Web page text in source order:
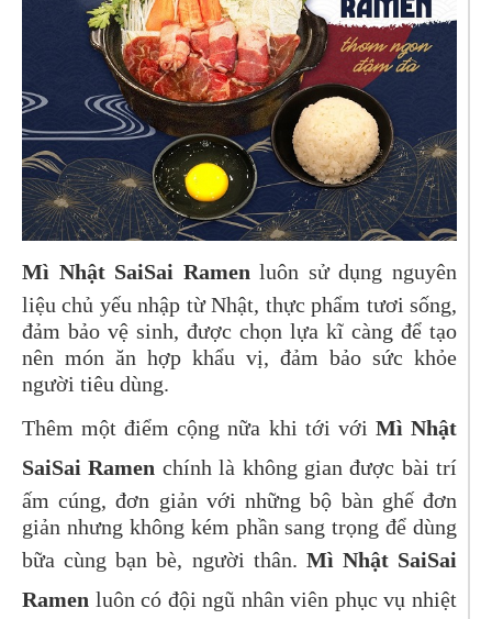
Mì Nhật SaiSai Ramen luôn sử dụng nguyên
liệu chủ yếu nhập từ Nhật, thực phẩm tươi sống,
đảm bảo vệ sinh, được chọn lựa kĩ càng để tạo
nên món ăn hợp khẩu vị, đảm bảo sức khỏe
người tiêu dùng.
Thêm một điểm cộng nữa khi tới với Mì Nhật
SaiSai Ramen chính là không gian được bài trí
ấm cúng, đơn giản với những bộ bàn ghế đơn
giản nhưng không kém phần sang trọng để dùng
bữa cùng bạn bè, người thân. Mì Nhật SaiSai
Ramen luôn có đội ngũ nhân viên phục vụ nhiệt